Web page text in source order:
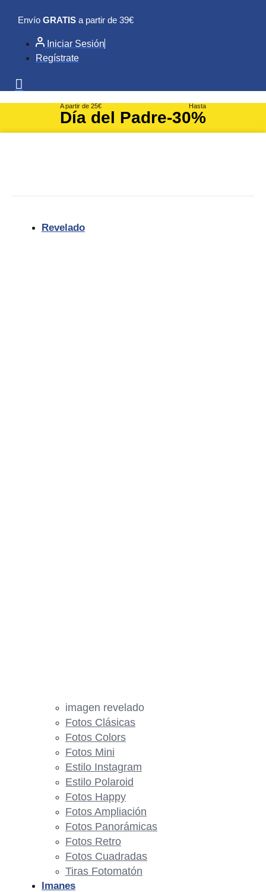
contenido
Envío GRATIS a partir de 39€
Iniciar Sesión
Regístrate
A partir de 25€
Día del Padre
Hasta
-30%
Revelado
imagen revelado
Fotos Clásicas
Fotos Colors
Fotos Mini
Estilo Instagram
Estilo Polaroid
Fotos Happy
Fotos Ampliación
Fotos Panorámicas
Fotos Retro
Fotos Cuadradas
Tiras Fotomatón
Imanes